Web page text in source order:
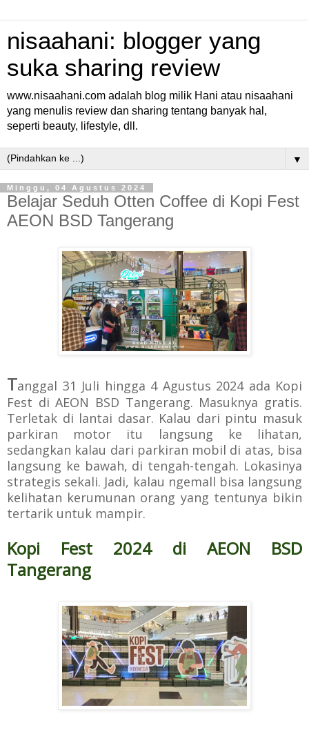
nisaahani: blogger yang
suka sharing review
www.nisaahani.com adalah blog milik Hani atau nisaahani
yang menulis review dan sharing tentang banyak hal,
seperti beauty, lifestyle, dll.
▼
Minggu, 04 Agustus 2024
Belajar Seduh Otten Coffee di Kopi Fest
AEON BSD Tangerang
Tanggal 31 Juli hingga 4 Agustus 2024 ada Kopi
Fest di AEON BSD Tangerang. Masuknya gratis.
Terletak di lantai dasar. Kalau dari pintu masuk
parkiran motor itu langsung ke lihatan,
sedangkan kalau dari parkiran mobil di atas, bisa
langsung ke bawah, di tengah-tengah. Lokasinya
strategis sekali. Jadi, kalau ngemall bisa langsung
kelihatan kerumunan orang yang tentunya bikin
tertarik untuk mampir.
Kopi Fest 2024 di AEON BSD
Tangerang